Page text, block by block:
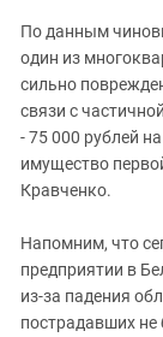
По данным
один из
сильно
связи с
- 75 000 рублей
имущество
Кравченко.
Напомним, что
предприятии в
из-за падения
пострадавших